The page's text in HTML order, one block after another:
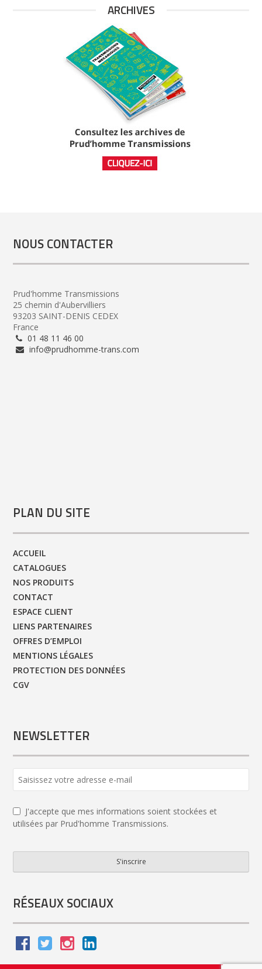
ARCHIVES
NOUS CONTACTER
Prud'homme Transmissions
25 chemin d'Aubervilliers
93203 SAINT-DENIS CEDEX
France
01 48 11 46 00
info@prudhomme-trans.com
PLAN DU SITE
ACCUEIL
CATALOGUES
NOS PRODUITS
CONTACT
ESPACE CLIENT
LIENS PARTENAIRES
OFFRES D’EMPLOI
MENTIONS LÉGALES
PROTECTION DES DONNÉES
CGV
NEWSLETTER
Email *
J'accepte que mes informations soient stockées et
utilisées par Prud'homme Transmissions.
S'inscrire
RÉSEAUX SOCIAUX